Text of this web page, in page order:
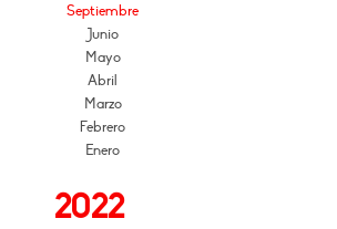
Septiembre
Junio
Mayo
Abril
Marzo
Febrero
Enero
2022